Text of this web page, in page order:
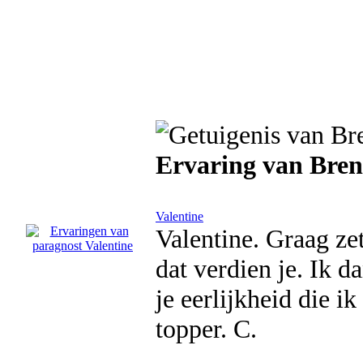
Ervaring van
Valentine
Valentine. Graag
dat verdien je. Ik
je eerlijkheid die ik
topper. C.